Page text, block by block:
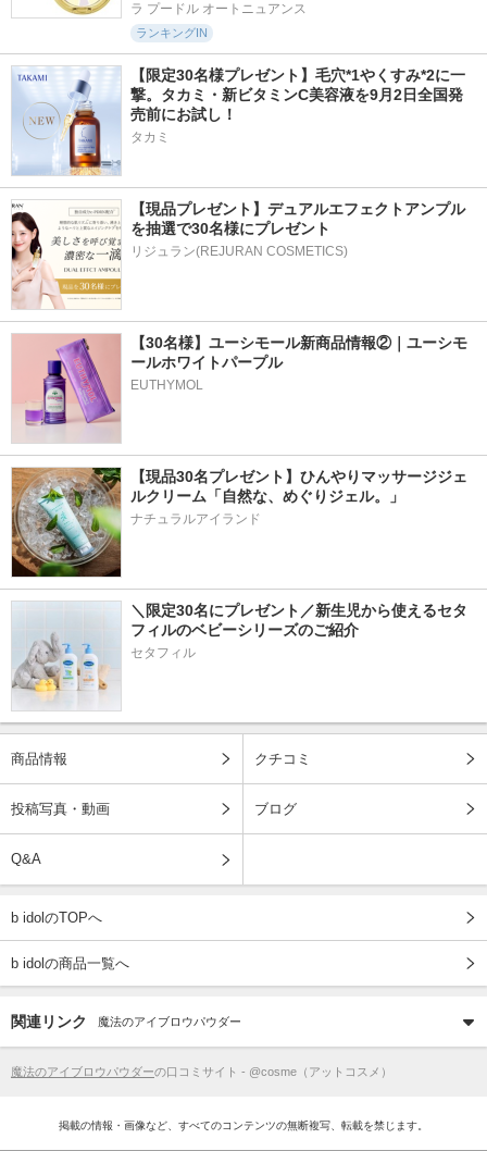
ラ プードル オートニュアンス
ランキングIN
【限定30名様プレゼント】毛穴*1やくすみ*2に一
撃。タカミ・新ビタミンC美容液を9月2日全国発
売前にお試し！
タカミ
【現品プレゼント】デュアルエフェクトアンプル
を抽選で30名様にプレゼント
リジュラン(REJURAN COSMETICS)
【30名様】ユーシモール新商品情報②｜ユーシモ
ールホワイトパープル
EUTHYMOL
【現品30名プレゼント】ひんやりマッサージジェ
ルクリーム「自然な、めぐりジェル。」
ナチュラルアイランド
＼限定30名にプレゼント／新生児から使えるセタ
フィルのベビーシリーズのご紹介
セタフィル
商品情報 クチコミ
投稿写真・動画 ブログ
Q&A
b idolのTOPへ
b idolの商品一覧へ
関連リンク 魔法のアイブロウパウダー
魔法のアイブロウパウダーの口コミサイト - @cosme（アットコスメ）
掲載の情報・画像など、すべてのコンテンツの無断複写、転載を禁じます。